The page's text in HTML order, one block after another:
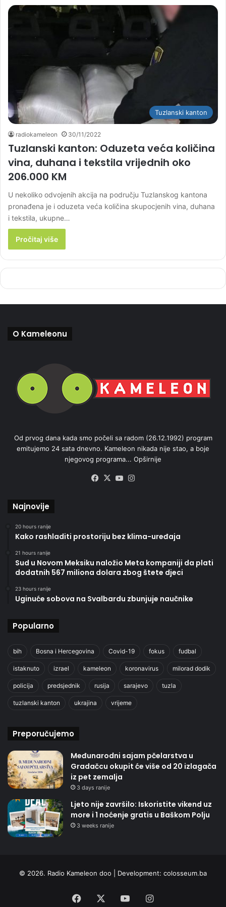
Tuzlanski kanton
radiokameleon 30/11/2022
Tuzlanski kanton: Oduzeta veća količina
vina, duhana i tekstila vrijednih oko
206.000 KM
U nekoliko odvojenih akcija na području Tuzlanskog kantona
pronađena je i oduzeta veća količina skupocjenih vina, duhana
i tekstila, ukupne…
Pročitaj više
O Kameleonu
Od prvog dana kada smo počeli sa radom (26.12.1992) program
emitujemo 24 sata dnevno. Kameleon nikada nije stao, a boje
njegovog programa... Opširnije
Facebook
X YouTube
Najnovije
20 hours ranije
Kako rashladiti prostoriju bez klima-uređaja
21 hours ranije
Sud u Novom Meksiku naložio Meta kompaniji da plati
dodatnih 567 miliona dolara zbog štete djeci
23 hours ranije
Uginuće sobova na Svalbardu zbunjuje naučnike
Popularno
bih Bosna i Hercegovina Covid-19 fokus fudbal
istaknuto izrael kameleon koronavirus milorad dodik
policija predsjednik rusija sarajevo tuzla
tuzlanski kanton ukrajina vrijeme
Preporučujemo
Međunarodni sajam pčelarstva u
Gradačcu okupit će više od 20 izlagača
iz pet zemalja
3 days ranije
Ljeto nije završilo: Iskoristite vikend uz
more i 1 noćenje gratis u Baškom Polju
3 weeks ranije
© 2026. Radio Kameleon doo | Development: colosseum.ba
Facebook YouTubeInstagram